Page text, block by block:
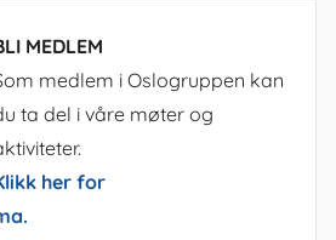
MEDLEM
medlem i Oslogruppen kan
ta del i våre møter og
her for